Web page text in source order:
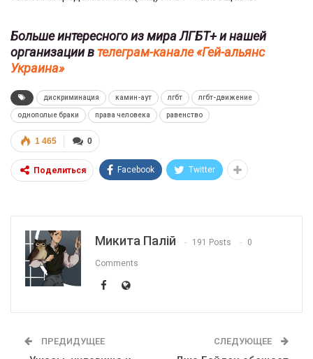
Больше интересного из мира ЛГБТ+ и нашей
организации в телеграм-канале «Гей-альянс
Украина»
дискриминация камин-аут лгбт лгбт-движение
однополые браки права человека равенство
0
1 465
Поделиться Facebook Twitter
Микита Палій 191 Posts 0
Comments
ПРЕДИДУЩЕЕ СЛЕДУЮЩЕЕ